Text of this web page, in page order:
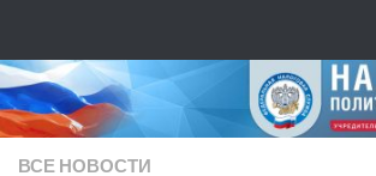
ВСЕ НОВОСТИ